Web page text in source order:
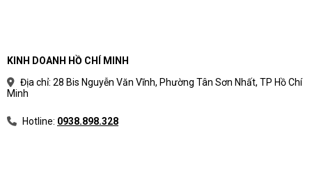
KINH DOANH HỒ CHÍ MINH
Địa chỉ: 28 Bis Nguyễn Văn Vĩnh, Phường Tân Sơn Nhất, TP Hồ Chí
Minh
Hotline: 0938.898.328